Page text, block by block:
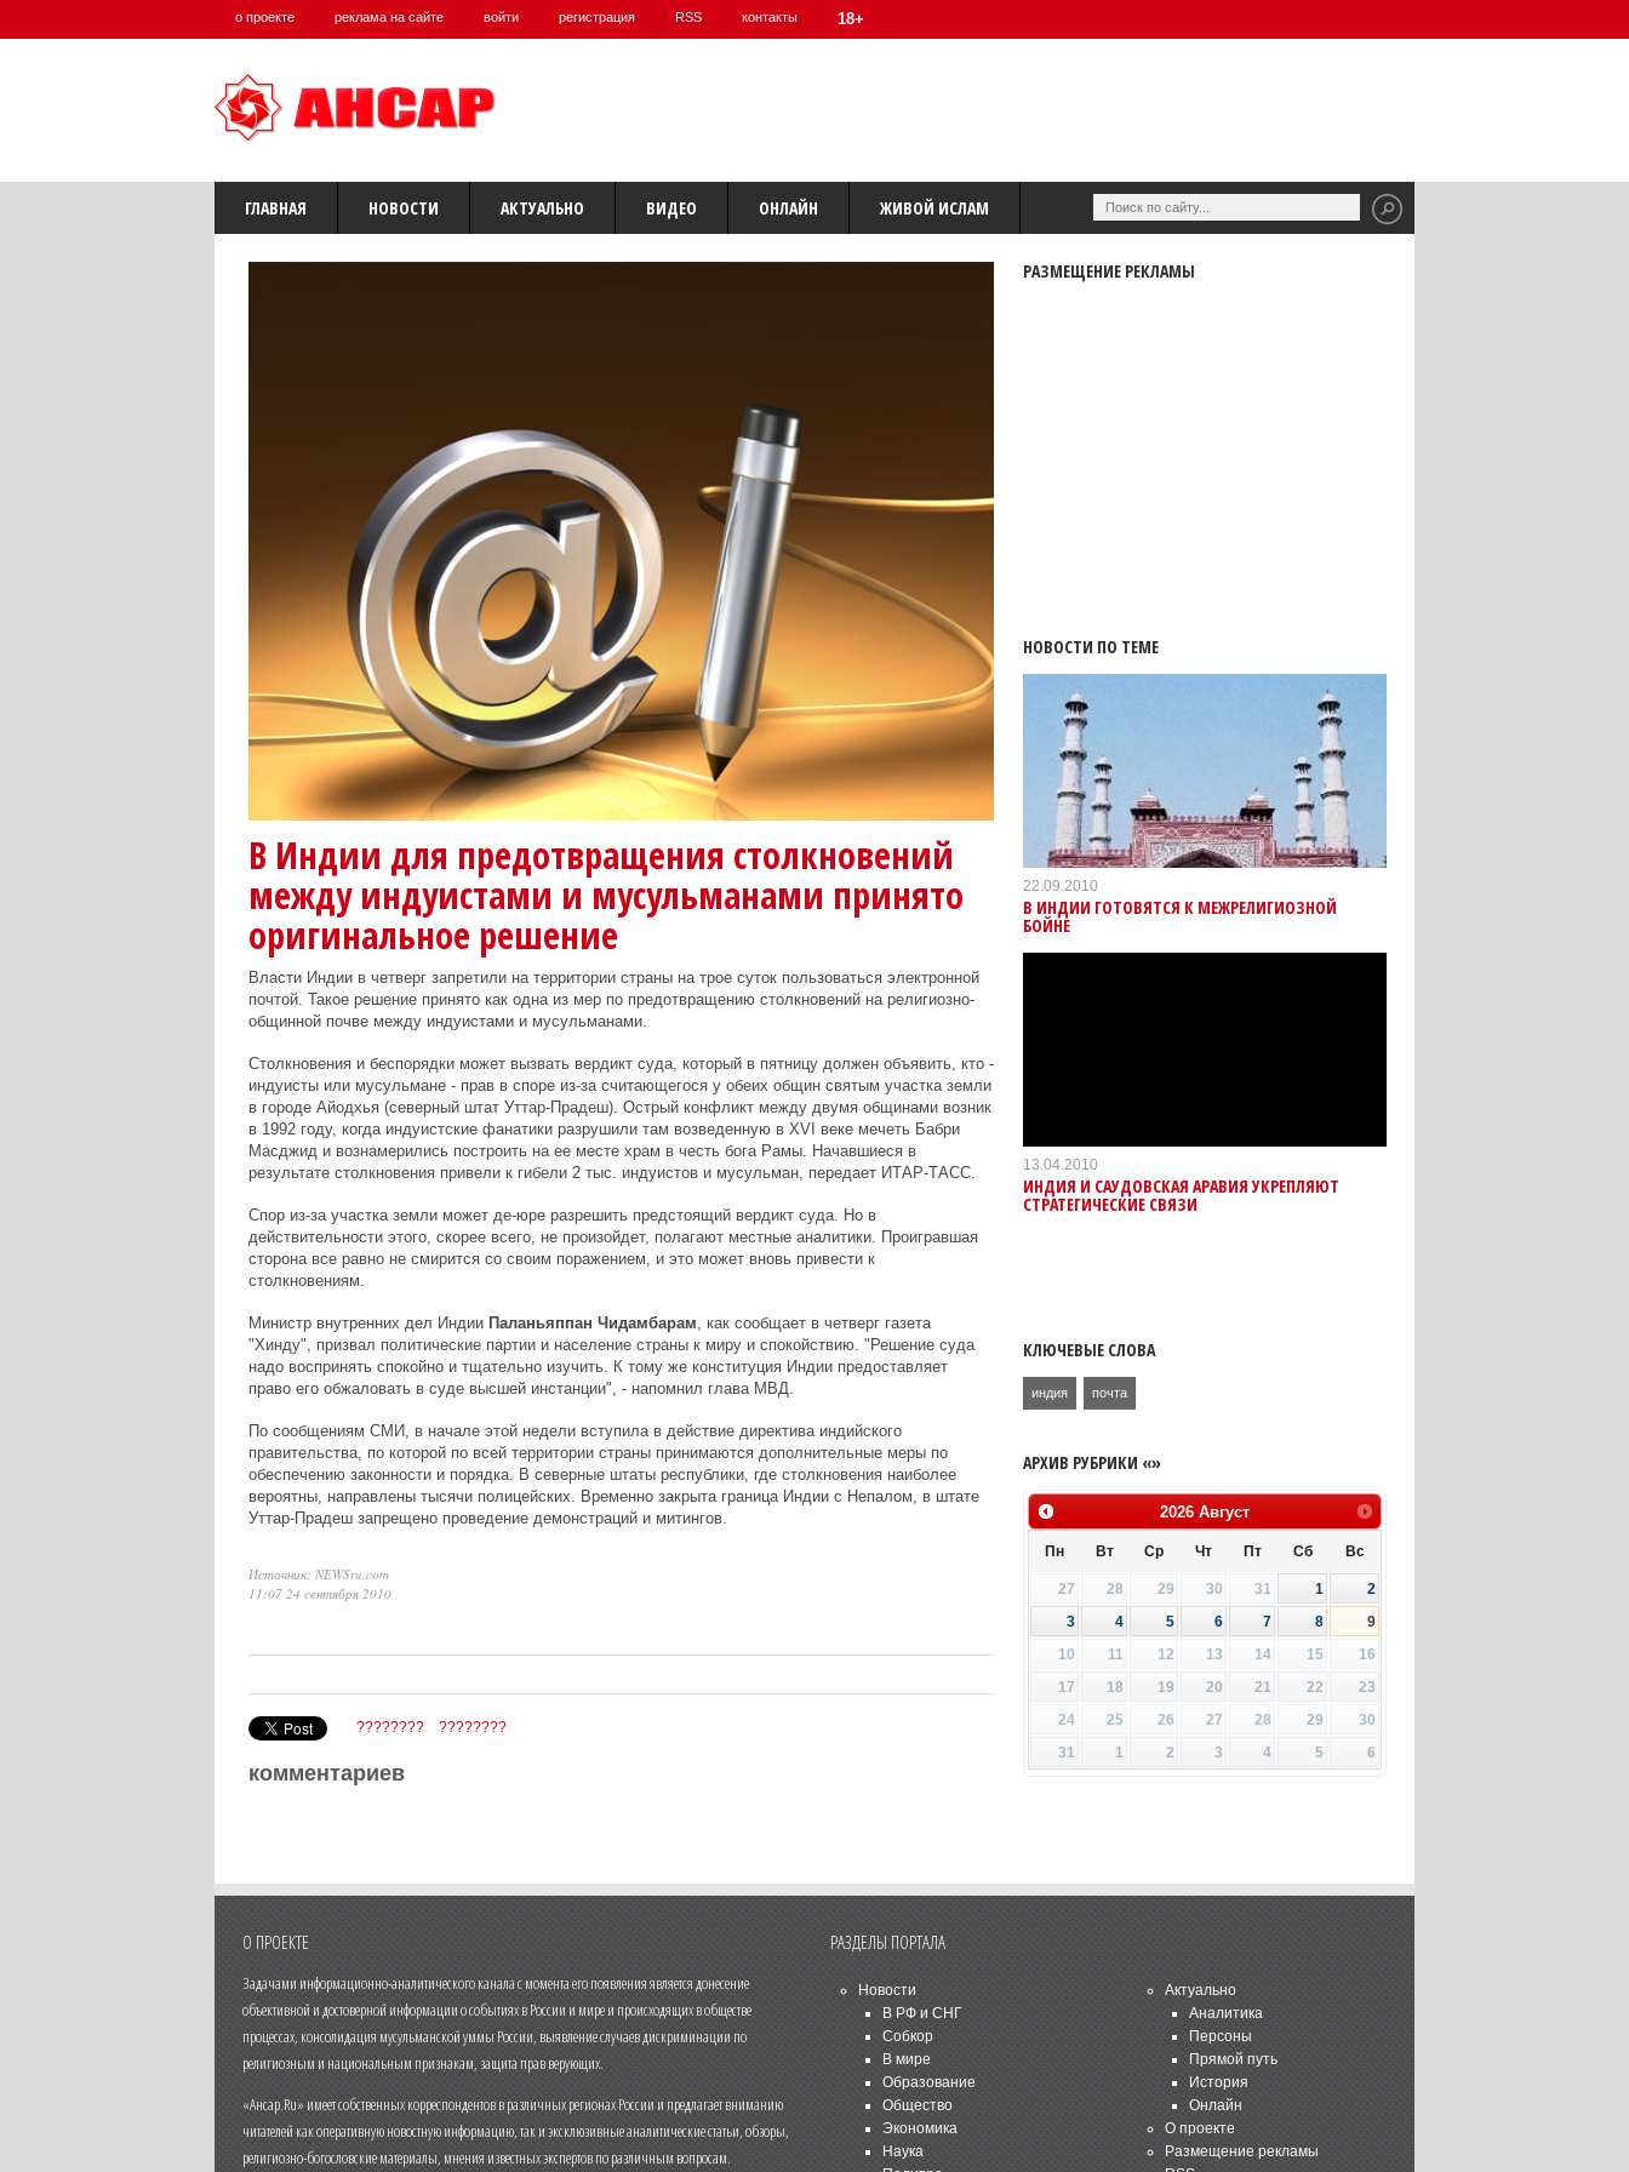
о проекте реклама на сайте войти регистрация RSS контакты 18+
ГЛАВНАЯ НОВОСТИ АКТУАЛЬНО ВИДЕО ОНЛАЙН ЖИВОЙ ИСЛАМ
В Индии для предотвращения столкновений
между индуистами и мусульманами принято
оригинальное решение
Власти Индии в четверг запретили на территории страны на трое суток пользоваться электронной
почтой. Такое решение принято как одна из мер по предотвращению столкновений на религиозно-
общинной почве между индуистами и мусульманами.
Столкновения и беспорядки может вызвать вердикт суда, который в пятницу должен объявить, кто -
индуисты или мусульмане - прав в споре из-за считающегося у обеих общин святым участка земли
в городе Айодхья (северный штат Уттар-Прадеш). Острый конфликт между двумя общинами возник
в 1992 году, когда индуистские фанатики разрушили там возведенную в ХVI веке мечеть Бабри
Масджид и вознамерились построить на ее месте храм в честь бога Рамы. Начавшиеся в
результате столкновения привели к гибели 2 тыс. индуистов и мусульман, передает ИТАР-ТАСС.
Спор из-за участка земли может де-юре разрешить предстоящий вердикт суда. Но в
действительности этого, скорее всего, не произойдет, полагают местные аналитики. Проигравшая
сторона все равно не смирится со своим поражением, и это может вновь привести к
столкновениям.
Министр внутренних дел Индии Паланьяппан Чидамбарам , как сообщает в четверг газета
"Хинду", призвал политические партии и население страны к миру и спокойствию. "Решение суда
надо воспринять спокойно и тщательно изучить. К тому же конституция Индии предоставляет
право его обжаловать в суде высшей инстанции", - напомнил глава МВД.
По сообщениям СМИ, в начале этой недели вступила в действие директива индийского
правительства, по которой по всей территории страны принимаются дополнительные меры по
обеспечению законности и порядка. В северные штаты республики, где столкновения наиболее
вероятны, направлены тысячи полицейских. Временно закрыта граница Индии с Непалом, в штате
Уттар-Прадеш запрещено проведение демонстраций и митингов.
Источник: NEWSru.com
11:07 24 сентября 2010
???????? ????????
комментариев
РАЗМЕЩЕНИЕ РЕКЛАМЫ
НОВОСТИ ПО ТЕМЕ
22.09.2010
В ИНДИИ ГОТОВЯТСЯ К МЕЖРЕЛИГИОЗНОЙ
БОЙНЕ
13.04.2010
ИНДИЯ И САУДОВСКАЯ АРАВИЯ УКРЕПЛЯЮТ
СТРАТЕГИЧЕСКИЕ СВЯЗИ
КЛЮЧЕВЫЕ СЛОВА
индия почта
АРХИВ РУБРИКИ «»
2026 Август
Пн Вт Ср Чт Пт Сб Вс
27 28 29 30 31 1
2
3
4 5 6 7 8
9
10
11 12 13 14 15
16
17
18 19 20 21 22
23
24
25 26 27 28 29
30
31
1 2 3 4 5 6
О ПРОЕКТЕ
Задачами информационно-аналитического канала с момента его появления является донесение
объективной и достоверной информации о событиях в России и мире и происходящих в обществе
процессах, консолидация мусульманской уммы России, выявление случаев дискриминации по
религиозным и национальным признакам, защита прав верующих.
«Ансар.Ru» имеет собственных корреспондентов в различных регионах России и предлагает вниманию
читателей как оперативную новостную информацию, так и эксклюзивные аналитические статьи, обзоры,
религиозно-богословские материалы, мнения известных экспертов по различным вопросам.
РАЗДЕЛЫ ПОРТАЛА
Новости
В РФ и СНГ
Собкор
В мире
Образование
Общество
Экономика
Наука
Актуально
Аналитика
Персоны
Прямой путь
История
Онлайн
О проекте
Размещение рекламы